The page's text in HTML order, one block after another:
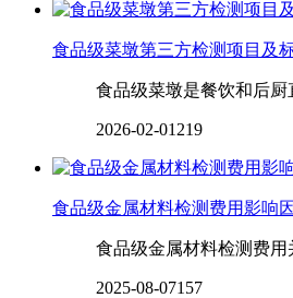
食品级菜墩第三方检测项目及
食品级菜墩是餐饮和后厨
2026-02-01 219
食品级金属材料检测费用影响
食品级金属材料检测费用
2025-08-07157